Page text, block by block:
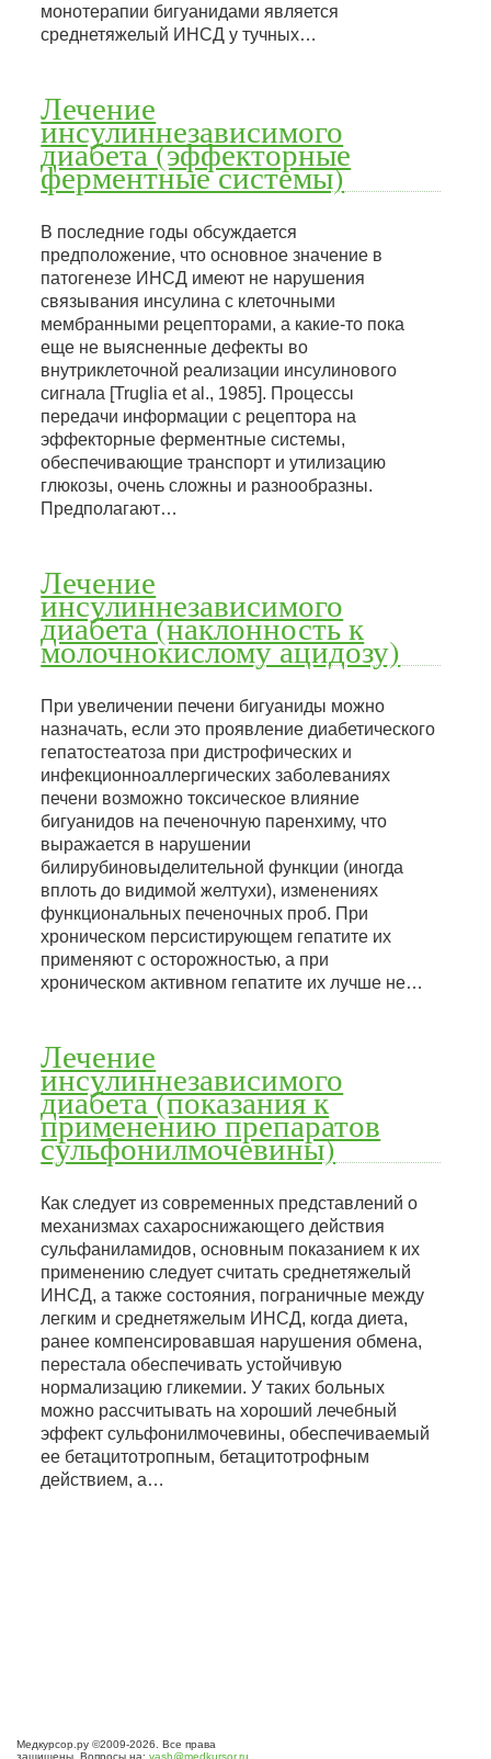
монотерапии бигуанидами является
среднетяжелый ИНСД у тучных…
Лечение
инсулиннезависимого
диабета (эффекторные
ферментные системы)
В последние годы обсуждается
предположение, что основное значение в
патогенезе ИНСД имеют не нарушения
связывания инсулина с клеточными
мембранными рецепторами, а какие-то пока
еще не выясненные дефекты во
внутриклеточной реализации инсулинового
сигнала [Truglia et al., 1985]. Процессы
передачи информации с рецептора на
эффекторные ферментные системы,
обеспечивающие транспорт и утилизацию
глюкозы, очень сложны и разнообразны.
Предполагают…
Лечение
инсулиннезависимого
диабета (наклонность к
молочнокислому ацидозу)
При увеличении печени бигуаниды можно
назначать, если это проявление диабетического
гепатостеатоза при дистрофических и
инфекционноаллергических заболеваниях
печени возможно токсическое влияние
бигуанидов на печеночную паренхиму, что
выражается в нарушении
билирубиновыделительной функции (иногда
вплоть до видимой желтухи), изменениях
функциональных печеночных проб. При
хроническом персистирующем гепатите их
применяют с осторожностью, а при
хроническом активном гепатите их лучше не…
Лечение
инсулиннезависимого
диабета (показания к
применению препаратов
сульфонилмочевины)
Как следует из современных представлений о
механизмах сахароснижающего действия
сульфаниламидов, основным показанием к их
применению следует считать среднетяжелый
ИНСД, а также состояния, пограничные между
легким и среднетяжелым ИНСД, когда диета,
ранее компенсировавшая нарушения обмена,
перестала обеспечивать устойчивую
нормализацию гликемии. У таких больных
можно рассчитывать на хороший лечебный
эффект сульфонилмочевины, обеспечиваемый
ее бетацитотропным, бетацитотрофным
действием, а…
Медкурсор.ру ©2009-2026. Все права
защищены. Вопросы на: vash@medkursor.ru